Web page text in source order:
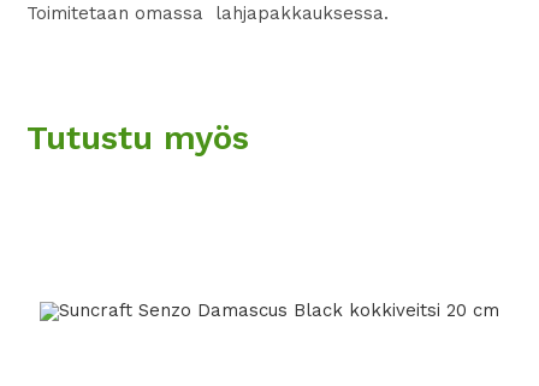
Toimitetaan omassa lahjapakkauksessa.
Tutustu myös